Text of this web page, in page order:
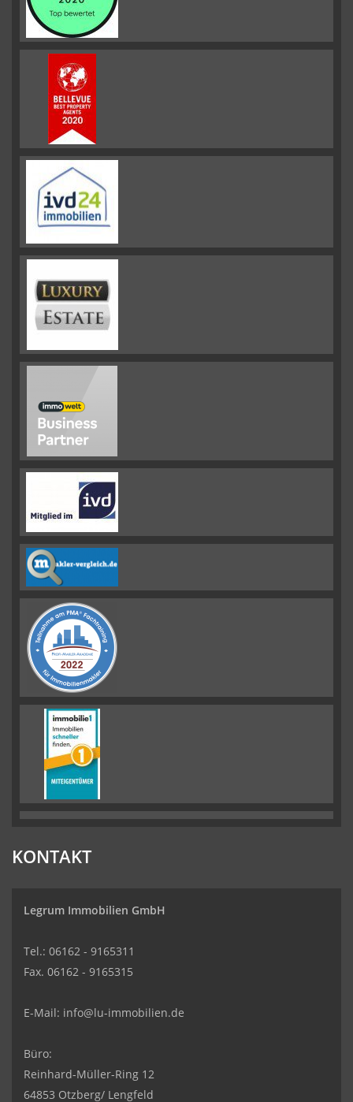
KONTAKT
Legrum Immobilien GmbH
Tel.: 06162 - 9165311
Fax. 06162 - 9165315
E-Mail: info@lu-immobilien.de
Büro:
Reinhard-Müller-Ring 12
64853 Otzberg/ Lengfeld